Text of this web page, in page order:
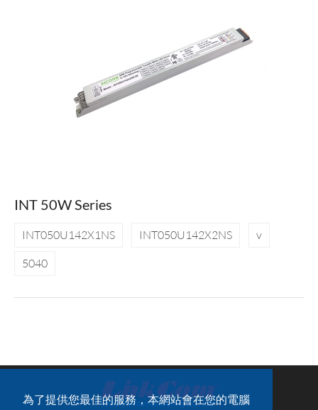
為了提供您最佳的服務，本網站會在您的電腦
INT 50W Series
INT050U142X1NS INT050U142X2NS
v
5040